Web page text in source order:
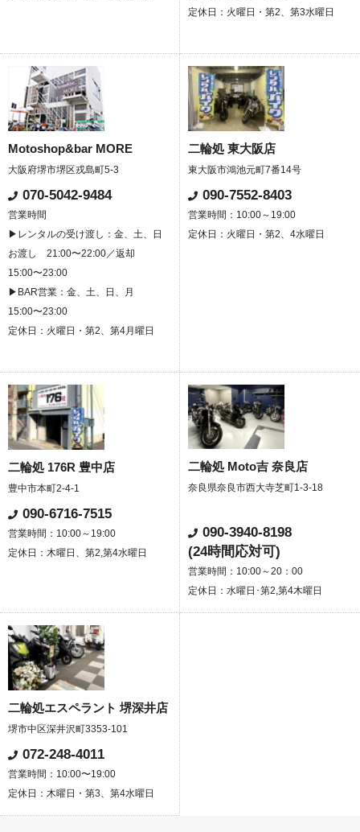
定休日：火曜日・第2、第3水曜日
Motoshop&bar MORE
大阪府堺市堺区戎島町5-3
070-5042-9484
営業時間
▶レンタルの受け渡し：金、土、日
お渡し 21:00〜22:00／返却
15:00〜23:00
▶BAR営業：金、土、日、月
15:00〜23:00
定休日：火曜日・第2、第4月曜日
二輪処 東大阪店
東大阪市鴻池元町7番14号
090-7552-8403
営業時間：10:00～19:00
定休日：火曜日・第2、4水曜日
二輪処 176R 豊中店
豊中市本町2-4-1
090-6716-7515
営業時間：10:00～19:00
定休日：木曜日、第2,第4水曜日
二輪処 Moto吉 奈良店
奈良県奈良市西大寺芝町1-3-18
090-3940-8198
(24時間応対可)
営業時間：10:00～20：00
定休日：水曜日･第2,第4木曜日
二輪処エスペラント 堺深井店
堺市中区深井沢町3353-101
072-248-4011
営業時間：10:00〜19:00
定休日：木曜日・第3、第4水曜日